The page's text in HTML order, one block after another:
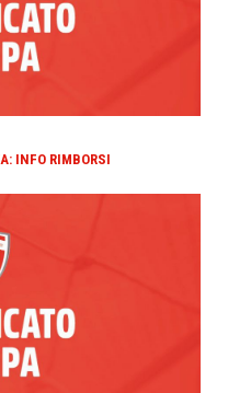
INFO RIMBORSI